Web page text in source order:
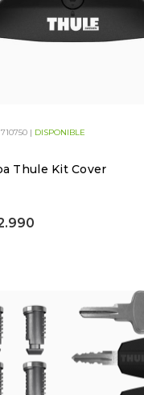
| DISPONIBLE
Thule Kit Cover